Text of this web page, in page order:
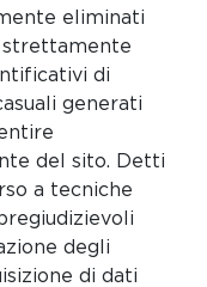
eliminati
strettamente
di
generati
del sito. Detti
a tecniche
degli
di dati